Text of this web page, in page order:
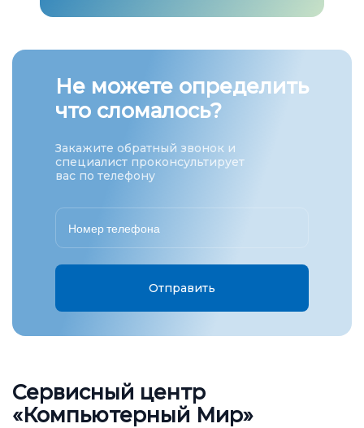
Не можете определить
что сломалось?
Закажите обратный звонок и
специалист проконсультирует
вас по телефону
Отправить
Сервисный центр
«Компьютерный Мир»